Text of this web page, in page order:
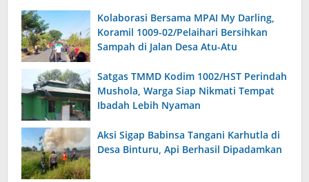
Kolaborasi Bersama MPAI My Darling,
Koramil 1009-02/Pelaihari Bersihkan
Sampah di Jalan Desa Atu-Atu
Satgas TMMD Kodim 1002/HST Perindah
Mushola, Warga Siap Nikmati Tempat
Ibadah Lebih Nyaman
Aksi Sigap Babinsa Tangani Karhutla di
Desa Binturu, Api Berhasil Dipadamkan